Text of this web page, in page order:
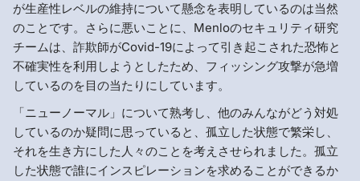
が生産性レベルの維持について懸念を表明しているのは当然
のことです。さらに悪いことに、Menloのセキュリティ研究
チームは、詐欺師がCovid-19によって引き起こされた恐怖と
不確実性を利用しようとしたため、フィッシング攻撃が急増
しているのを目の当たりにしています。
「ニューノーマル」について熟考し、他のみんながどう対処
しているのか疑問に思っていると、孤立した状態で繁栄し、
それを生き方にした人々のことを考えさせられました。孤立
した状態で誰にインスピレーションを求めることができるか